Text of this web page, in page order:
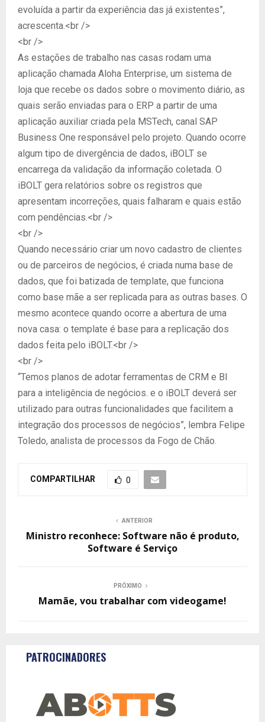
evoluída a partir da experiência das já existentes”,
acrescenta.<br />
<br />
As estações de trabalho nas casas rodam uma
aplicação chamada Aloha Enterprise, um sistema de
loja que recebe os dados sobre o movimento diário, as
quais serão enviadas para o ERP a partir de uma
aplicação auxiliar criada pela MSTech, canal SAP
Business One responsável pelo projeto. Quando ocorre
algum tipo de divergência de dados, iBOLT se
encarrega da validação da informação coletada. O
iBOLT gera relatórios sobre os registros que
apresentam incorreções, quais falharam e quais estão
com pendências.<br />
<br />
Quando necessário criar um novo cadastro de clientes
ou de parceiros de negócios, é criada numa base de
dados, que foi batizada de template, que funciona
como base mãe a ser replicada para as outras bases. O
mesmo acontece quando ocorre a abertura de uma
nova casa: o template é base para a replicação dos
dados feita pelo iBOLT.<br />
<br />
“Temos planos de adotar ferramentas de CRM e BI
para a inteligência de negócios. e o iBOLT deverá ser
utilizado para outras funcionalidades que facilitem a
integração dos processos de negócios”, lembra Felipe
Toledo, analista de processos da Fogo de Chão.
COMPARTILHAR 0
ANTERIOR
Ministro reconhece: Software não é produto,
Software é Serviço
PRÓXIMO
Mamãe, vou trabalhar com videogame!
PATROCINADORES